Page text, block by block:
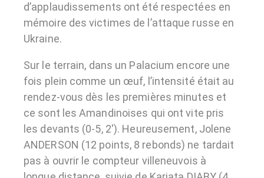
d’applaudissements ont été respectées en
mémoire des victimes de l’attaque russe en
Ukraine.
Sur le terrain, dans un Palacium encore une
fois plein comme un œuf, l’intensité était au
rendez-vous dès les premières minutes et
ce sont les Amandinoises qui ont vite pris
les devants (0-5, 2′). Heureusement, Jolene
ANDERSON (12 points, 8 rebonds) ne tardait
pas à ouvrir le compteur villeneuvois à